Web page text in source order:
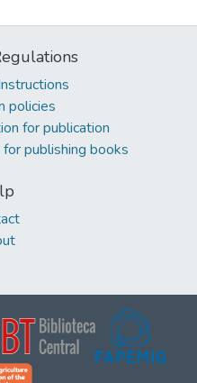
policies
for publication
publishing books